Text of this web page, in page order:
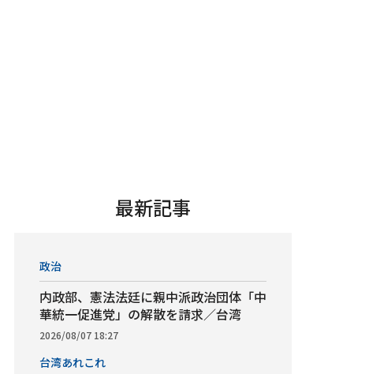
最新記事
政治
内政部、憲法法廷に親中派政治団体「中
華統一促進党」の解散を請求／台湾
2026/08/07 18:27
台湾あれこれ